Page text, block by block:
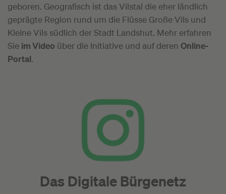
geboren. Geografisch ist das Vilstal die eher ländlich
geprägte Region rund um die Flüsse Große Vils und
Kleine Vils südlich der Stadt Landshut. Mehr erfahren
Sie im Video über die Initiative und auf deren Online-
Portal.
Das Digitale Bürgenetz